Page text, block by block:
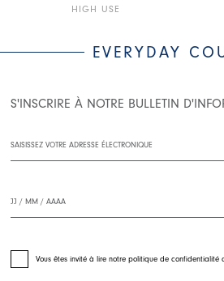
HIGH USE
EVERYDAY
S'INSCRIRE À NOTRE BULLETIN
Vous êtes invité à lire notre politique de confidentialité